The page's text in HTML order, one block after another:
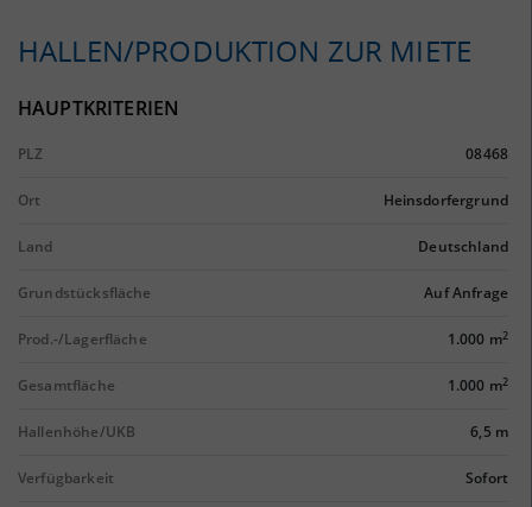
HALLEN/PRODUKTION ZUR MIETE
HAUPTKRITERIEN
PLZ 08468
Ort Heinsdorfergrund
Land Deutschland
Grundstücksfläche Auf Anfrage
Prod.-/Lagerfläche 1.000 m2
Gesamtfläche 1.000 m2
Hallenhöhe/UKB 6,5 m
Verfügbarkeit Sofort